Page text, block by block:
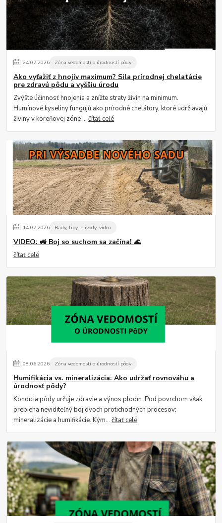
24.07.2026 Zóna vedomostí o úrodností pôdy
Ako vyťažiť z hnojív maximum? Sila prírodnej chelatácie
pre zdravú pôdu a vyššiu úrodu
Zvýšte účinnosť hnojenia a znížte straty živín na minimum.
Humínové kyseliny fungujú ako prírodné chelátory, ktoré udržiavajú
živiny v koreňovej zóne ...čítať celé
14.07.2026 Rady, tipy, návody, videa
VIDEO: 🚜 Boj so suchom sa začína! 🌊
čítať celé
08.06.2026 Zóna vedomostí o úrodností pôdy
Humifikácia vs. mineralizácia: Ako udržať rovnováhu a
úrodnosť pôdy?
Kondícia pôdy určuje zdravie a výnos plodín. Pod povrchom však
prebieha neviditeľný boj dvoch protichodných procesov:
mineralizácie a humifikácie. Kým...čítať celé